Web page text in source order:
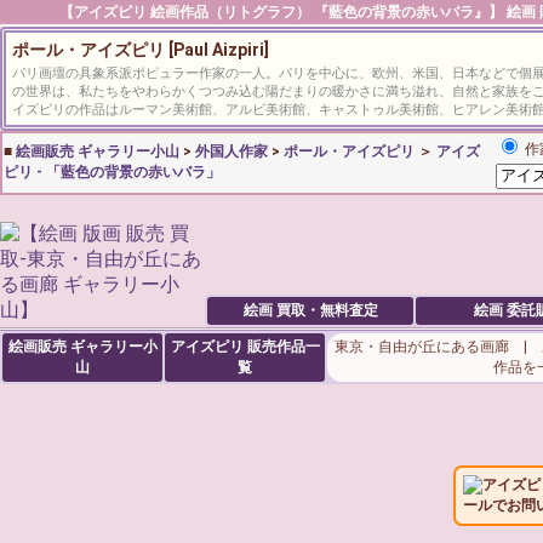
【アイズピリ 絵画作品（リトグラフ） 『藍色の背景の赤いバラ』】 絵
ポール・アイズピリ [Paul Aizpiri]
パリ画壇の具象系派ポピュラー作家の一人。パリを中心に、欧州、米国、日本などで個
の世界は、私たちをやわらかくつつみ込む陽だまりの暖かさに満ち溢れ、自然と家族を
イズピリの作品はルーマン美術館、アルビ美術館、キャストゥル美術館、ヒアレン美術
■ 絵画販売 ギャラリー小山 > 外国人作家 > ポール・アイズピリ ＞ アイズ
ピリ - 「藍色の背景の赤いバラ」
作
絵画 買取・無料査定 絵画 委託
絵画販売 ギャラリー小
山
アイズピリ 販売作品一
覧
東京・自由が丘にある画廊 |
作品を
アイズ
ールでお問